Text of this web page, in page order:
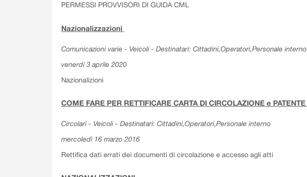
PERMESSI PROVVISORI DI GUIDA CML
Nazionalizzazioni
Comunicazioni varie - Veicoli - Destinatari: Cittadini,Operatori,Personale interno
venerdì 3 aprile 2020
Nazionalizioni
COME FARE PER RETTIFICARE CARTA DI CIRCOLAZIONE e PATENTE
Circolari - Veicoli - Destinatari: Cittadini,Operatori,Personale interno
mercoledì 16 marzo 2016
Rettifica dati errati dei documenti di circolazione e accesso agli atti